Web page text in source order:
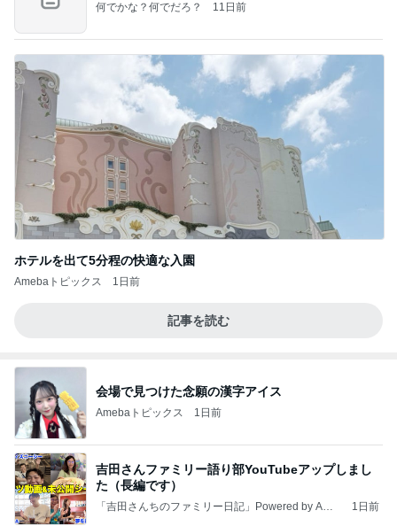
何でかな？何でだろ？ 11日前
ホテルを出て5分程の快適な入園
Amebaトピックス 1日前
記事を読む
会場で見つけた念願の漢字アイス
Amebaトピックス 1日前
吉田さんファミリー語り部YouTubeアップしまし
た（長編です）
「吉田さんちのファミリー日記」Powered by Ame
1日前